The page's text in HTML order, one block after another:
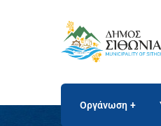
Οργάνωση